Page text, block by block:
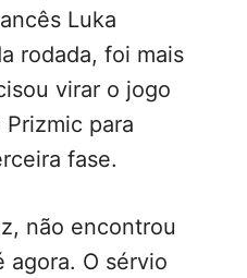
Luka
rodada, foi mais
virar o jogo
para
fase.
não encontrou
agora. O sérvio